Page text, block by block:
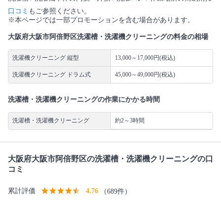
口コミ もご参照ください。
※本ページでは一部プロモーションを含む場合があります。
大阪府大阪市阿倍野区洗濯槽・洗濯機クリーニングの料金の相場
洗濯機クリーニング 縦型 13,000～17,000円(税込)
洗濯機クリーニング ドラム式 45,000～49,000円(税込)
洗濯槽・洗濯機クリーニングの作業にかかる時間
洗濯槽・洗濯機クリーニング 約2～3時間
大阪府大阪市阿倍野区の洗濯槽・洗濯機クリーニングの口
コミ
累計評価 4.76 （689件）